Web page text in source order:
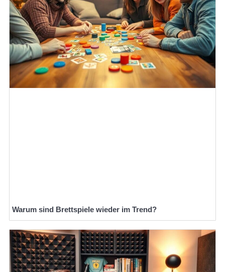
Warum sind Brettspiele wieder im Trend?